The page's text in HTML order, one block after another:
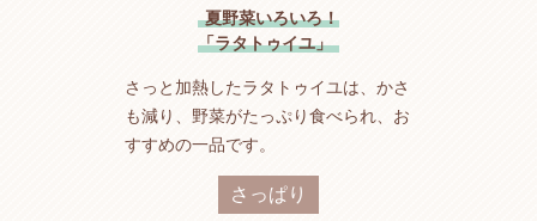
夏野菜いろいろ！
「ラタトゥイユ」
さっと加熱したラタトゥイユは、かさ
も減り、野菜がたっぷり食べられ、お
すすめの一品です。
さっぱり